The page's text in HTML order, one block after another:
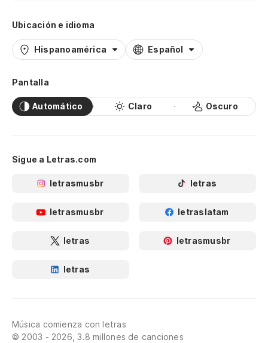
Ubicación e idioma
Hispanoamérica Español
Pantalla
Automático Claro Oscuro
Sigue a Letras.com
letrasmusbr letras
letrasmusbr letraslatam
letras letrasmusbr
letras
Música comienza con letras
© 2003 - 2026, 3.8 millones de canciones